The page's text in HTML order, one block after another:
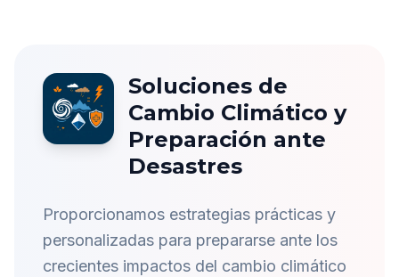
Soluciones de
Cambio Climático y
Preparación ante
Desastres
Proporcionamos estrategias prácticas y
personalizadas para prepararse ante los
crecientes impactos del cambio climático